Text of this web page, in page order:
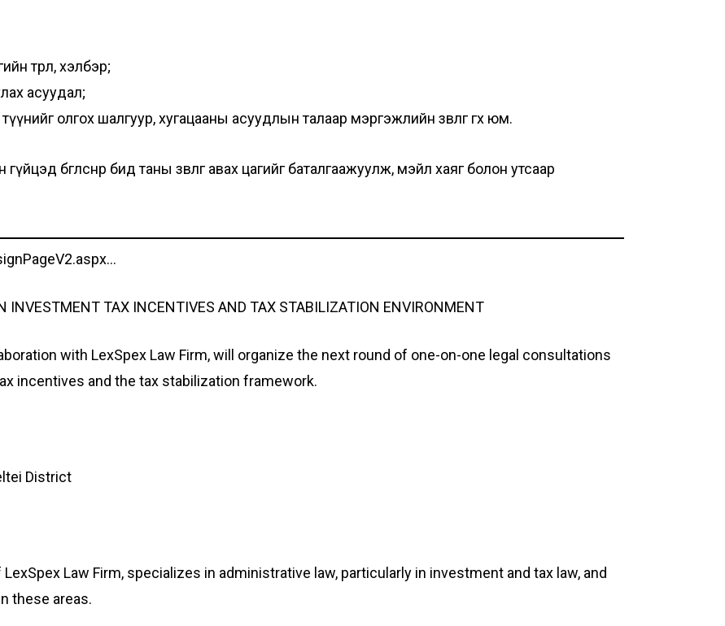
төрөл, хэлбэр;
асуудал;
олгох шалгуур, хугацааны асуудлын талаар мэргэжлийн зөвлөгөө өгөх юм.
бөглөснөөр бид таны зөвлөгөө авах цагийг баталгаажуулж, мэйл хаяг болон утсаар
INVESTMENT TAX INCENTIVES AND TAX STABILIZATION ENVIRONMENT
with LexSpex Law Firm, will organize the next round of one-on-one legal consultations
incentives and the tax stabilization framework.
District
LexSpex Law Firm, specializes in administrative law, particularly in investment and tax law, and
these areas.